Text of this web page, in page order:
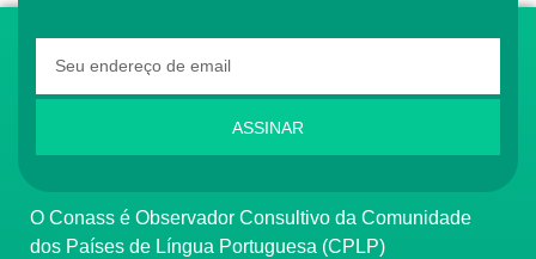
ASSINAR
O Conass é Observador Consultivo da Comunidade
dos Países de Língua Portuguesa (CPLP)